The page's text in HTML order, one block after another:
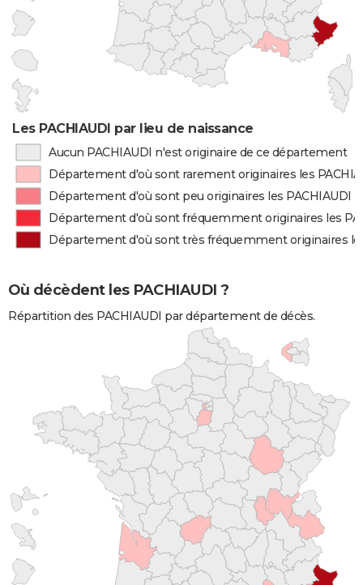
Les PACHIAUDI par lieu de naissance
Aucun PACHIAUDI n'est originaire de ce département
Département d'où sont rarement originaires les
Département d'où sont peu originaires les PACHIAUDI
Département d'où sont fréquemment originaires les
Département d'où sont très fréquemment originaires
Où décèdent les PACHIAUDI ?
Répartition des PACHIAUDI par département de décès.